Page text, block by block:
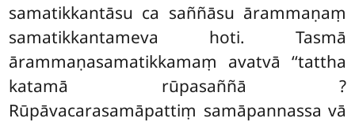
samatikkantāsu ca saññāsu ārammaṇaṃ
samatikkantameva hoti. Tasmā
ārammaṇasamatikkamaṃ avatvā ‘‘tattha
katamā rūpasaññā ?
Rūpāvacarasamāpattiṃ samāpannassa vā